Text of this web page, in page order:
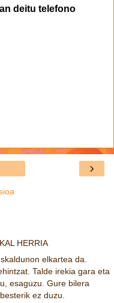
deitu telefono
›
HERRIA
elkartea da.
Talde irekia gara eta
esaguzu. Gure bilera
ez duzu.